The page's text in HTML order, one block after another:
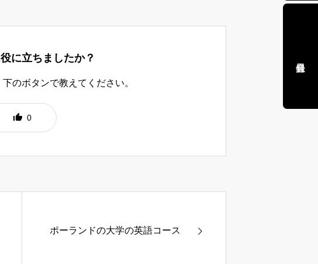
に立ちましたか？
のボタンで教えてください。
0
ポーランドの大学の英語コース